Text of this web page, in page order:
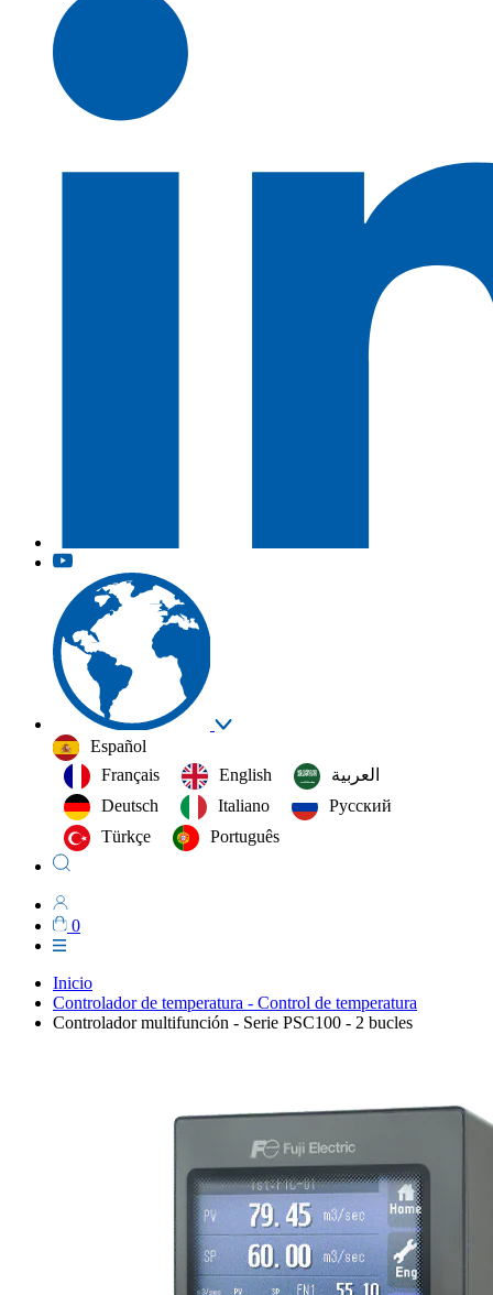
Español
Français
English
العربية‏
Deutsch
Italiano
Русский
Türkçe
Português
0
Inicio
Controlador de temperatura - Control de temperatura
Controlador multifunción - Serie PSC100 - 2 bucles